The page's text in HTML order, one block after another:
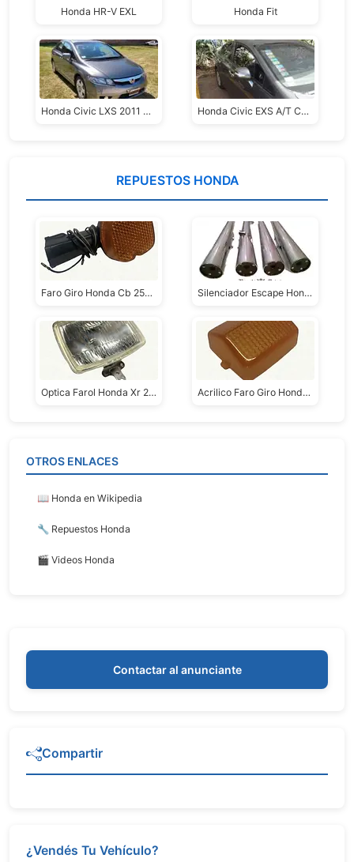
Honda HR-V EXL Honda Fit
Honda Civic LXS 2011 MT Honda Civic EXS A/T Cuero
REPUESTOS HONDA
Faro Giro Honda Cb 250cc/400cc/450cc Silenciador Escape Honda Cb 650 750 900 Custom Bianchi Motos
Optica Farol Honda Xr 250/600 Acrilico Faro Giro Honda Cbr/transalp
OTROS ENLACES
📖 Honda en Wikipedia
🔧 Repuestos Honda
🎬 Videos Honda
Contactar al anunciante
Compartir
¿Vendés Tu Vehículo?